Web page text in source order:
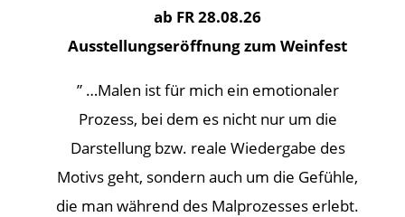
ab FR 28.08.26
Ausstellungseröffnung zum Weinfest
” …Malen ist für mich ein emotionaler
Prozess, bei dem es nicht nur um die
Darstellung bzw. reale Wiedergabe des
Motivs geht, sondern auch um die Gefühle,
die man während des Malprozesses erlebt.